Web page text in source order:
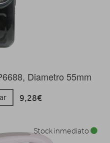
Diametro 55mm
9,28€
Stock inmediato